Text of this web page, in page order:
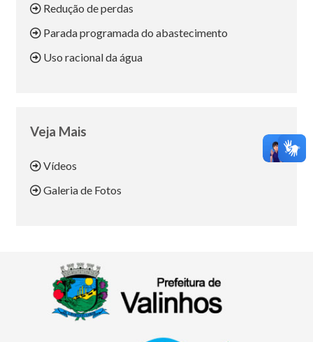
Redução de perdas
Parada programada do abastecimento
Uso racional da água
Veja Mais
Vídeos
Galeria de Fotos